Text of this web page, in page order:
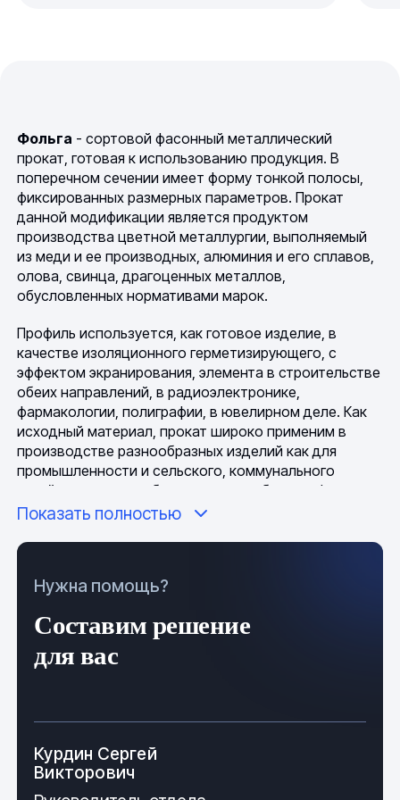
Фольга - сортовой фасонный металлический
прокат, готовая к использованию продукция. В
поперечном сечении имеет форму тонкой полосы,
фиксированных размерных параметров. Прокат
данной модификации является продуктом
производства цветной металлургии, выполняемый
из меди и ее производных, алюминия и его сплавов,
олова, свинца, драгоценных металлов,
обусловленных нормативами марок.
Профиль используется, как готовое изделие, в
качестве изоляционного герметизирующего, с
эффектом экранирования, элемента в строительстве
обеих направлений, в радиоэлектронике,
фармакологии, полиграфии, в ювелирном деле. Как
исходный материал, прокат широко применим в
производстве разнообразных изделий как для
промышленности и сельского, коммунального
хозяйств, так и для бытового потребления. Фольга
неотъемлемая часть приборов и устройств
учетом уникальных химико-физических свойств
условия задействования имеют минимальное
Фольга общие характеристики и
производство
требованиям ГОСТ 5638, ГОСТ 18394, ГОСТ 618,
ГОСТ 6835 и другим нормативным документам.
Визуально фольга представляет собой тонкое,
Показать полностью
Нужна помощь?
Составим решение
для вас
Курдин Сергей
Викторович